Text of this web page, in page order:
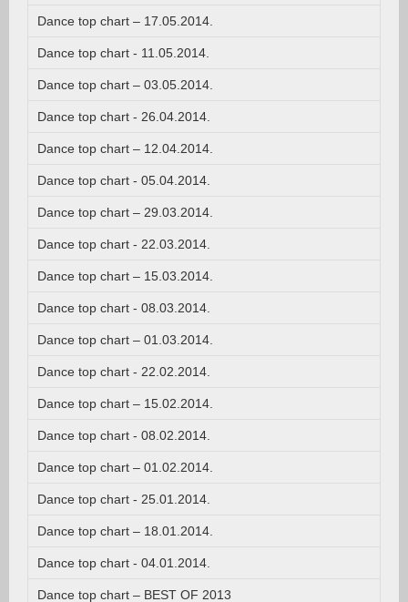
Dance top chart – 17.05.2014.
Dance top chart - 11.05.2014.
Dance top chart – 03.05.2014.
Dance top chart - 26.04.2014.
Dance top chart – 12.04.2014.
Dance top chart - 05.04.2014.
Dance top chart – 29.03.2014.
Dance top chart - 22.03.2014.
Dance top chart – 15.03.2014.
Dance top chart - 08.03.2014.
Dance top chart – 01.03.2014.
Dance top chart - 22.02.2014.
Dance top chart – 15.02.2014.
Dance top chart - 08.02.2014.
Dance top chart – 01.02.2014.
Dance top chart - 25.01.2014.
Dance top chart – 18.01.2014.
Dance top chart - 04.01.2014.
Dance top chart – BEST OF 2013